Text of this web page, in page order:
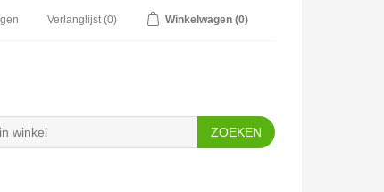
Verlanglijst (0) Winkelwagen (0)